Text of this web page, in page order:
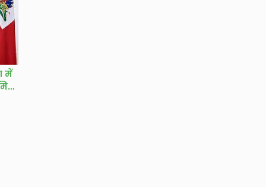
में